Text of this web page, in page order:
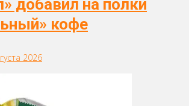
добавил на полки
кофе
2026